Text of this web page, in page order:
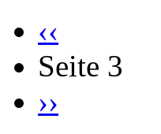
‹‹
Seite 3
››